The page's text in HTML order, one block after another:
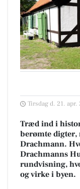
Tirsdag d. 21.
Træd ind i
berømte digter,
Drachmann.
Drachmanns
rundvisning,
og virke i byen.